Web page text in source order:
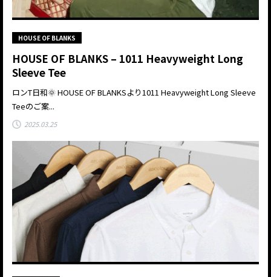
HOUSE OF BLANKS
HOUSE OF BLANKS – 1011 Heavyweight Long
Sleeve Tee
ロンT日和🌞 HOUSE OF BLANKSより1011 Heavyweight Long Sleeve
Teeのご案...
2025.03.25